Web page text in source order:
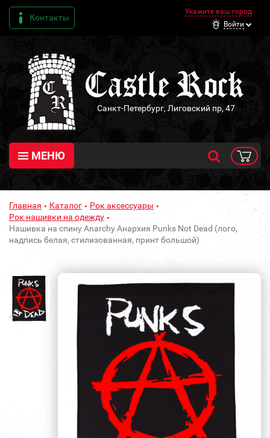
Контакты
Укажите ваш город
Войти
Санкт-Петербург, Лиговский пр, 47
МЕНЮ
Главная Каталог
Рок аксессуары
Рок нашивки на одежду
Нашивка на спину Anarchy Анархия Punks Not Dead (лого,
надпись белая, стилизованная, принт большой)